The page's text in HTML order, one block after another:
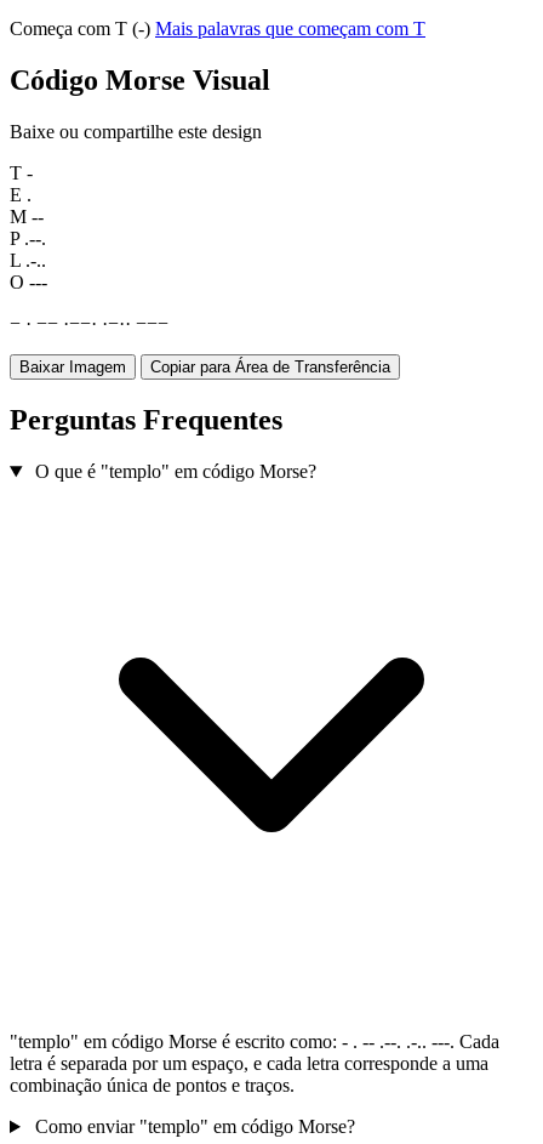
Começa com T (-) Mais palavras que começam com T
Código Morse Visual
Baixe ou compartilhe este design
T -
E .
M --
P .--.
L .-..
O ---
− · −− ·−−· ·−·· −−−
Baixar Imagem Copiar para Área de Transferência
Perguntas Frequentes
O que é "templo" em código Morse?
"templo" em código Morse é escrito como: - . -- .--. .-.. ---. Cada
letra é separada por um espaço, e cada letra corresponde a uma
combinação única de pontos e traços.
Como enviar "templo" em código Morse?